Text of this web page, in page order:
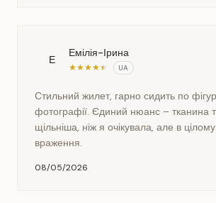
Е
Емілія-Ірина
★★★★★ UA
Стильний жилет, гарно сидить по
фотографії. Єдиний нюанс – тканина
щільніша, ніж я очікувала, але в
враження.
08/05/2026